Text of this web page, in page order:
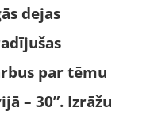
s dejas
par tēmu
– 30”. Izrāžu